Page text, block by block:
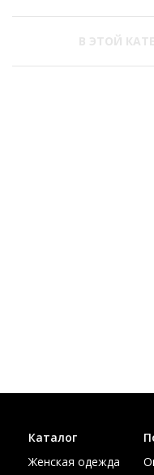
В ЭТОЙ
Каталог
Женская одежда